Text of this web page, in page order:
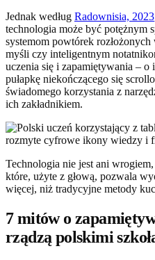
Jednak według Radownisia, 2023
technologia może być potężnym
systemom powtórek
myśli czy inteligentnym
uczenia się i zapamiętywania – o
pułapkę niekończącego się
świadomego korzystania z
ich zakładnikiem.
Technologia nie jest ani
które, użyte z głową, pozwala
więcej, niż tradycyjne metody
7 mitów o
rządzą polskimi